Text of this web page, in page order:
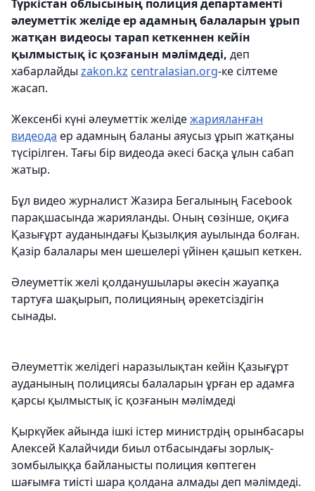
Түркістан облысының полиция департаменті
әлеуметтік желіде ер адамның балаларын ұрып
жатқан видеосы тарап кеткеннен кейін
қылмыстық іс қозғанын мәлімдеді, деп
хабарлайды zakon.kz centralasian.org-ке сілтеме
жасап.
Жексенбі күні әлеуметтік желідежарияланған
видеода ер адамның баланы аяусыз ұрып жатқаны
түсірілген. Тағы бір видеода әкесі басқа ұлын сабап
жатыр.
Бұл видео журналист Жазира Бегалының Facebook
парақшасында жарияланды. Оның сөзінше, оқиға
Қазығұрт ауданындағы Қызылқия ауылында болған.
Қазір балалары мен шешелері үйінен қашып кеткен.
Әлеуметтік желі қолданушылары әкесін жауапқа
тартуға шақырып, полицияның әрекетсіздігін
сынады.
Әлеуметтік желідегі наразылықтан кейін Қазығұрт
ауданының полициясы балаларын ұрған ер адамға
қарсы қылмыстық іс қозғанын мәлімдеді
Қыркүйек айында ішкі істер министрдің орынбасары
Алексей Калайчиди биыл отбасындағы зорлық-
зомбылыққа байланысты полиция көптеген
шағымға тиісті шара қолдана алмады деп мәлімдеді.